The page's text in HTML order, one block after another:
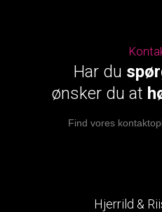
Har du
​ønsker du at
Find vores
Hjerrild &